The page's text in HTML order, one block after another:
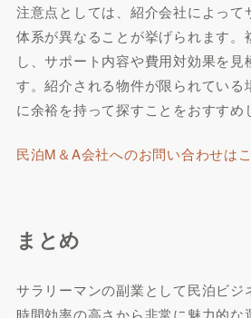
注意点としては、紹介会社によって
体系が異なることが挙げられます。
し、サポート内容や費用対効果を
す。紹介される物件が限られている
に余裕を持って探すことをおすすめ
民泊M＆A会社へのお問い合わせ
まとめ
サラリーマンの副業として民泊ビジ
時間効率の高さから非常に魅力的